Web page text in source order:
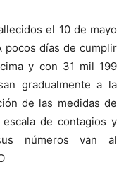
el 10 de mayo
pocos días de cumplir
y con 31 mil 199
gradualmente a la
de las medidas de
de contagios y
números van al